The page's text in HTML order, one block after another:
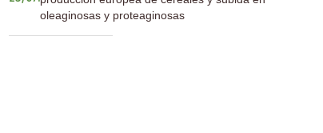
oleaginosas y proteaginosas